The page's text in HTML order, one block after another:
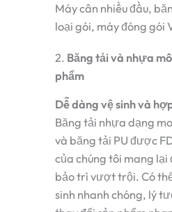
Máy cân nhiều đầu,
loại gói, máy đóng gói
2. Băng tải và nhựa
phẩm
Dễ dàng vệ sinh và
Băng tải nhựa dạng
và băng tải PU được
của chúng tôi mang lại
bảo trì vượt trội. Có
sinh nhanh chóng, lý